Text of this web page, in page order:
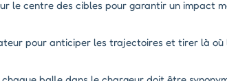
le centre des cibles pour garantir un impact
pour anticiper les trajectoires et tirer là